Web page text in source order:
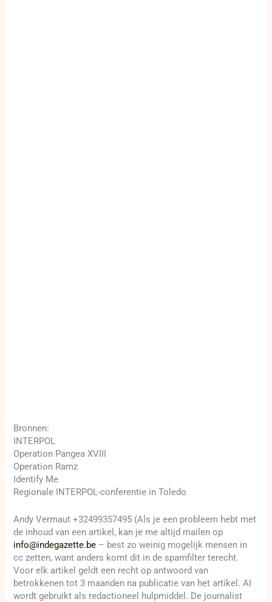
Bronnen:
INTERPOL
Operation Pangea XVIII
Operation Ramz
Identify Me
Regionale INTERPOL-conferentie in Toledo
Andy Vermaut +32499357495 (Als je een probleem hebt met
de inhoud van een artikel, kan je me altijd mailen op
info@indegazette.be – best zo weinig mogelijk mensen in
cc zetten, want anders komt dit in de spamfilter terecht.
Voor elk artikel geldt een recht op antwoord van
betrokkenen tot 3 maanden na publicatie van het artikel. AI
wordt gebruikt als redactioneel hulpmiddel. De journalist